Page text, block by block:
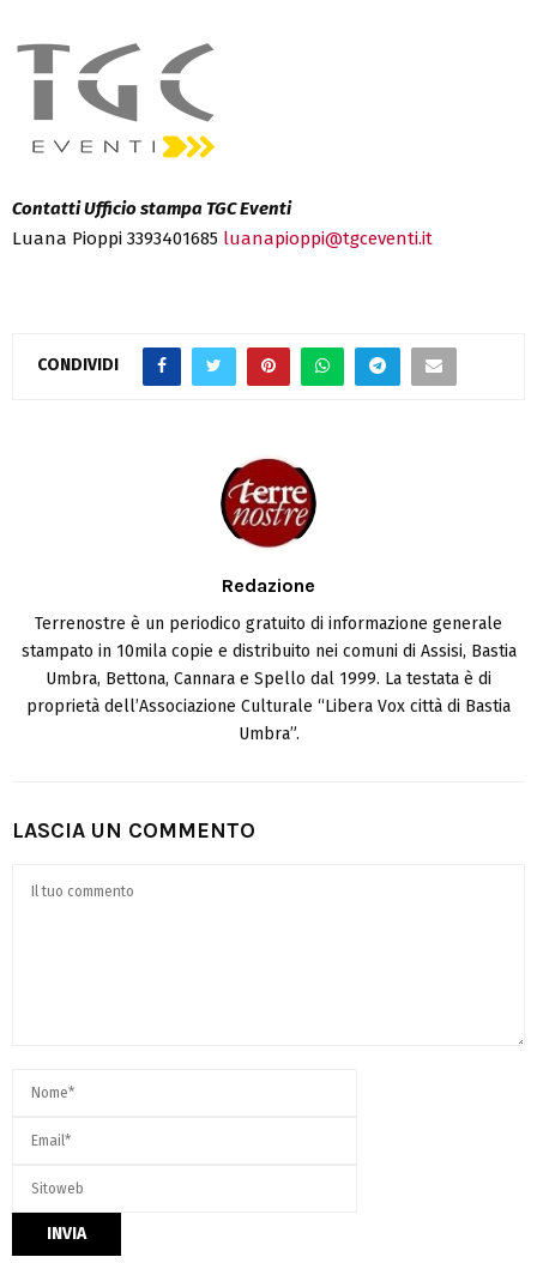
Contatti Ufficio stampa TGC Eventi
Luana Pioppi 3393401685 luanapioppi@tgceventi.it
CONDIVIDI
Redazione
Terrenostre è un periodico gratuito di informazione generale
stampato in 10mila copie e distribuito nei comuni di Assisi, Bastia
Umbra, Bettona, Cannara e Spello dal 1999. La testata è di
proprietà dell’Associazione Culturale “Libera Vox città di Bastia
Umbra”.
LASCIA UN COMMENTO